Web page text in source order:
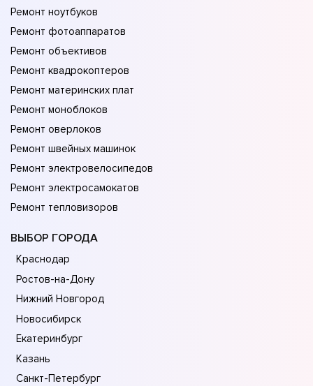
Ремонт ноутбуков
Ремонт фотоаппаратов
Ремонт объективов
Ремонт квадрокоптеров
Ремонт материнских плат
Ремонт моноблоков
Ремонт оверлоков
Ремонт швейных машинок
Ремонт электровелосипедов
Ремонт электросамокатов
Ремонт тепловизоров
ВЫБОР ГОРОДА
Краснодар
Ростов-на-Дону
Нижний Новгород
Новосибирск
Екатеринбург
Казань
Санкт-Петербург